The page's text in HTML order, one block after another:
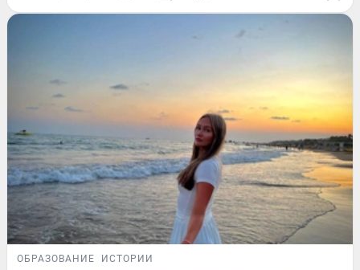
ОБРАЗОВАНИЕ ИСТОРИИ